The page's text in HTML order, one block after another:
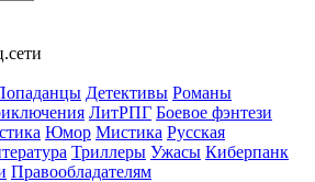
Детективы Романы
ЛитРПГ Боевое фэнтези
Юмор Мистика Русская
Триллеры Ужасы Киберпанк
Правообладателям